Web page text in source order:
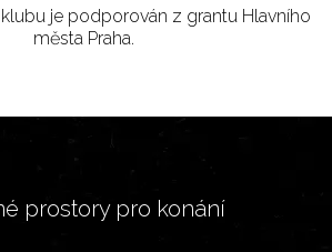
je podporován z grantu Hlavního
města Praha.
prostory pro konání